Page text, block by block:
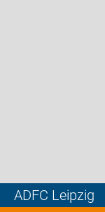
ADFC Leipzig